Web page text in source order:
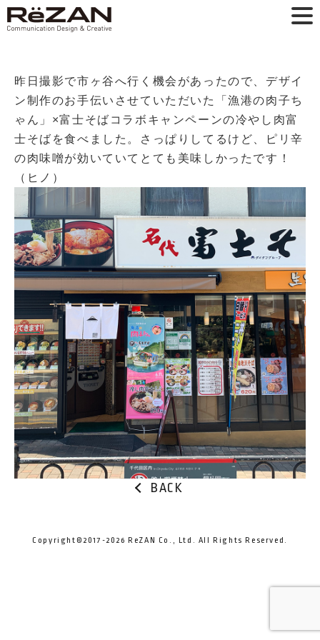
昨日撮影で市ヶ谷へ行く機会があったので、デザイ
ン制作のお手伝いさせていただいた「漁港の肉子ち
ゃん」×富士そばコラボキャンペーンの冷やし肉富
士そばを食べました。さっぱりしてるけど、ピリ辛
の肉味噌が効いていてとても美味しかったです！
（ヒノ）
BACK
Copyright©2017-2026 ReZAN Co., Ltd. All Rights Reserved.